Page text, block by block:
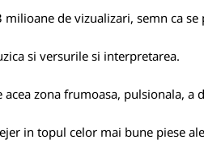
de vizualizari, semn ca
si versurile si interpretarea.
acea zona frumoasa, pulsionala,
in topul celor mai bune piese